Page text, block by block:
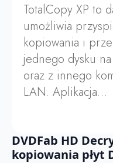
TotalCopy XP to
umożliwia
kopiowania i
jednego dysku
oraz z innego
LAN. Aplikacja…
DVDFab HD
kopiowania płyt